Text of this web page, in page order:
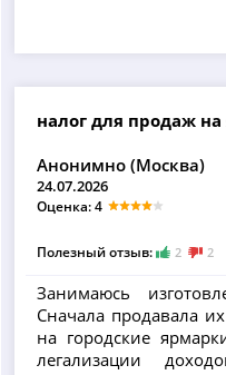
налог для продаж
Анонимно (Москва)
24.07.2026
Оценка: 4
Полезный отзыв: 2 2
Занимаюсь
Сначала продавала
на городские
легализации